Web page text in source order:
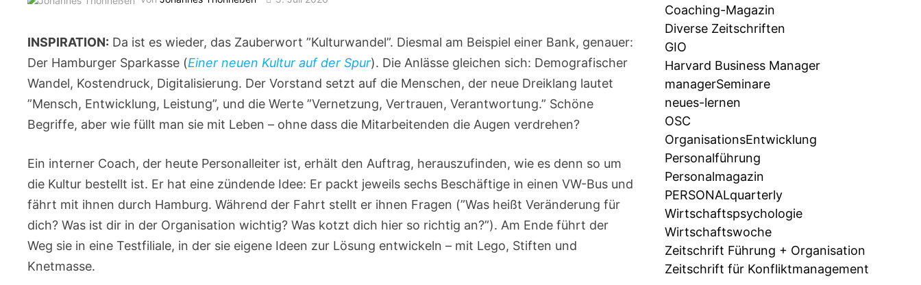
INSPIRATION: Da ist es wieder, das Zauberwort ”Kulturwandel”. Diesmal am Beispiel einer Bank, genauer:
Der Hamburger Sparkasse (Einer neuen Kultur auf der Spur). Die Anlässe gleichen sich: Demografischer
Wandel, Kostendruck, Digitalisierung. Der Vorstand setzt auf die Menschen, der neue Dreiklang lautet
”Mensch, Entwicklung, Leistung”, und die Werte ”Vernetzung, Vertrauen, Verantwortung.” Schöne
Begriffe, aber wie füllt man sie mit Leben – ohne dass die Mitarbeitenden die Augen verdrehen?
Ein interner Coach, der heute Personalleiter ist, erhält den Auftrag, herauszufinden, wie es denn so um
die Kultur bestellt ist. Er hat eine zündende Idee: Er packt jeweils sechs Beschäftige in einen VW-Bus und
fährt mit ihnen durch Hamburg. Während der Fahrt stellt er ihnen Fragen (”Was heißt Veränderung für
dich? Was ist dir in der Organisation wichtig? Was kotzt dich hier so richtig an?”). Am Ende führt der
Weg sie in eine Testfiliale, in der sie eigene Ideen zur Lösung entwickeln – mit Lego, Stiften und
Knetmasse.
Coaching-Magazin
Diverse Zeitschriften
GIO
Harvard Business Manager
managerSeminare
neues-lernen
OSC
OrganisationsEntwicklung
Personalführung
Personalmagazin
PERSONALquarterly
Wirtschaftspsychologie
Wirtschaftswoche
Zeitschrift Führung + Organisation
Zeitschrift für Konfliktmanagement